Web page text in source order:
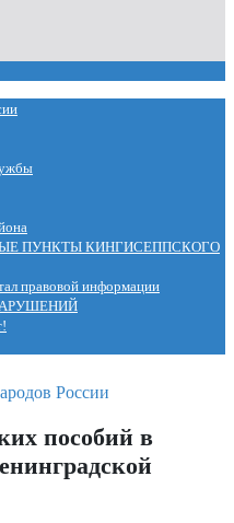
ПУНКТЫ КИНГИСЕППСКОГО
правовой информации
пособий в